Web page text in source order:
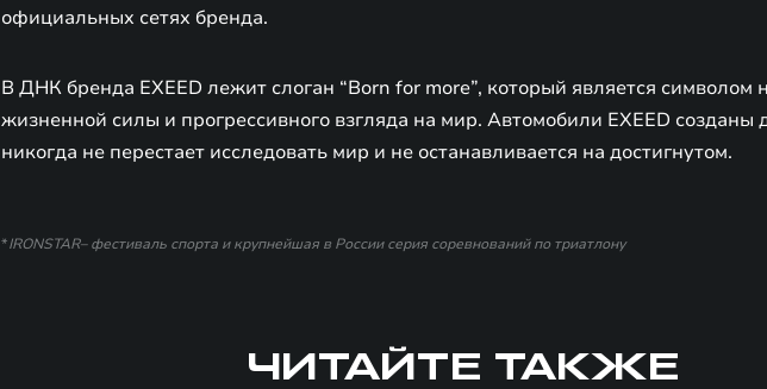
официальных сетях бренда.
В ДНК бренда EXEED лежит слоган “Born for more”, который является символом
жизненной силы и прогрессивного взгляда на мир. Автомобили EXEED созданы
никогда не перестает исследовать мир и не останавливается на достигнутом.
*IRONSTAR– фестиваль спорта и крупнейшая в России серия соревнований по триатлону
ЧИТАЙТЕ ТАКЖЕ